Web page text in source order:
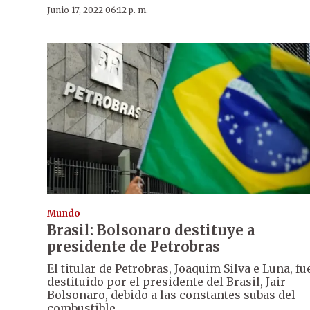
Junio 17, 2022 06:12 p. m.
Mundo
Brasil: Bolsonaro destituye a
presidente de Petrobras
El titular de Petrobras, Joaquim Silva e Luna,
destituido por el presidente del Brasil, Jair
Bolsonaro, debido a las constantes subas del